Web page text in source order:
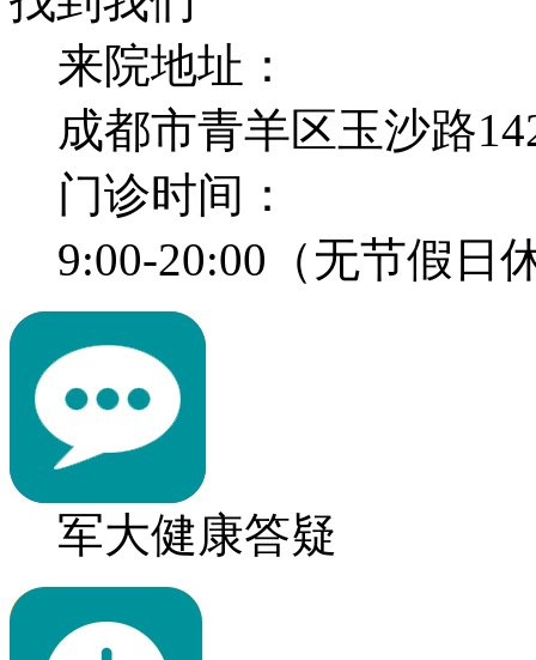
来院地址：
成都市青羊区玉沙路
门诊时间：
9:00-20:00（无节假日
军大健康答疑